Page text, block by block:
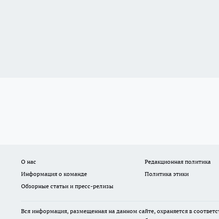
О нас Редакционная политика
Информация о команде
Политика этики
Обзорные статьи и пресс-релизы
Вся информация, размещенная на данном сайте, охраняется в